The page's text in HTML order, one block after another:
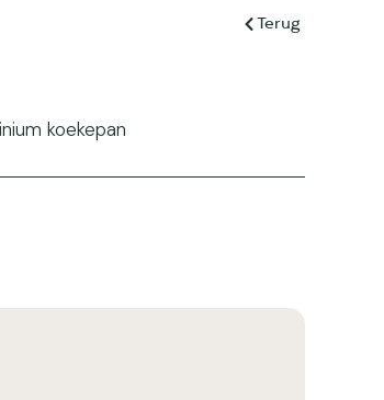
Terug
koekepan